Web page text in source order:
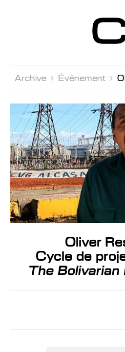
Archive  Évènement 
Oliver
Cycle de
The